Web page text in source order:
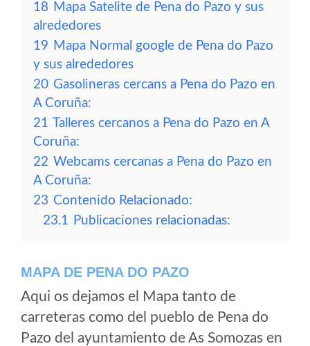
18 Mapa Satelite de Pena do Pazo y sus
alrededores
19 Mapa Normal google de Pena do Pazo
y sus alrededores
20 Gasolineras cercans a Pena do Pazo en
A Coruña:
21 Talleres cercanos a Pena do Pazo en A
Coruña:
22 Webcams cercanas a Pena do Pazo en
A Coruña:
23 Contenido Relacionado:
23.1 Publicaciones relacionadas:
MAPA DE PENA DO PAZO
Aqui os dejamos el Mapa tanto de
carreteras como del pueblo de Pena do
Pazo del ayuntamiento de As Somozas en